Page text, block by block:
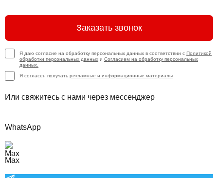
Заказать звонок
Я даю согласие на обработку персональных данных в соответствии с Политикой
обработки персональных данных и Согласием на обработку персональных
данных.
Я согласен получать рекламные и информационные материалы
Или свяжитесь с нами через мессенджер
WhatsApp
Max